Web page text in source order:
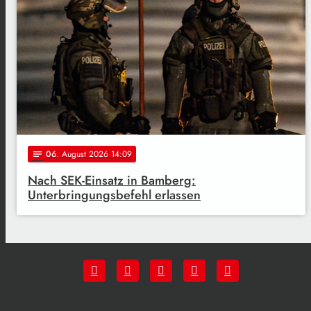
notes 06. August 2026 14:09
Nach SEK-Einsatz in Bamberg:
Unterbringungsbefehl erlassen